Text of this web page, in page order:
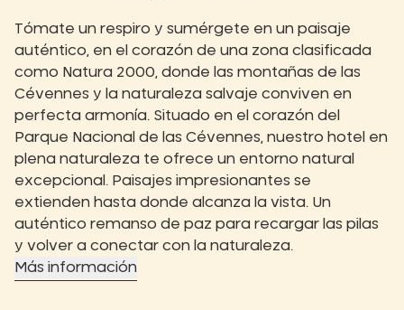
Tómate un respiro y sumérgete en un paisaje
auténtico, en el corazón de una zona clasificada
como Natura 2000, donde las montañas de las
Cévennes y la naturaleza salvaje conviven en
perfecta armonía. Situado en el corazón del
Parque Nacional de las Cévennes, nuestro hotel en
plena naturaleza te ofrece un entorno natural
excepcional. Paisajes impresionantes se
extienden hasta donde alcanza la vista. Un
auténtico remanso de paz para recargar las pilas
y volver a conectar con la naturaleza.
Más información